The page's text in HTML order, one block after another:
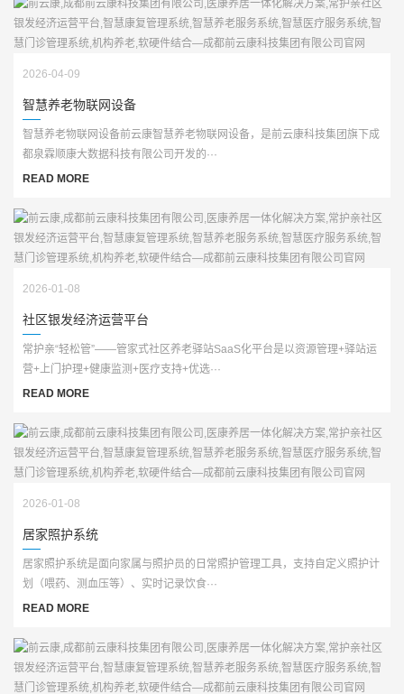
2026-04-09
智慧养老物联网设备
智慧养老物联网设备前云康智慧养老物联网设备，是前云康科技集团旗下成
都泉霖顺康大数据科技有限公司开发的···
READ MORE
2026-01-08
社区银发经济运营平台
常护亲“轻松管”——管家式社区养老驿站SaaS化平台是以资源管理+驿站运
营+上门护理+健康监测+医疗支持+优选···
READ MORE
2026-01-08
居家照护系统
居家照护系统是面向家属与照护员的日常照护管理工具，支持自定义照护计
划（喂药、测血压等）、实时记录饮食···
READ MORE